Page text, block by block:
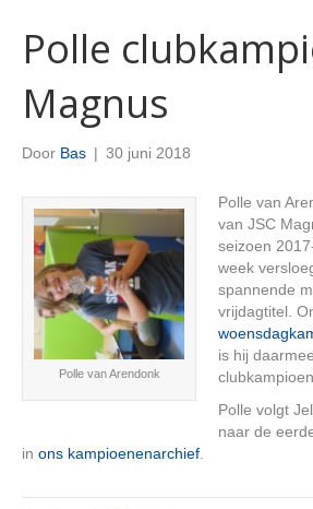
Polle
Magnus
Door Bas | 30 juni 2018
Polle van Arendonk
Polle van
van JSC
seizoen
week
spannende
vrijdagtitel.
is hij
clubkampioen.
Polle volgt
naar de
in ons kampioenenarchief